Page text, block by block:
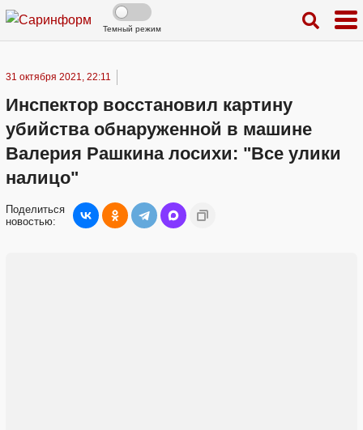
Темный режим
31 октября 2021, 22:11
Инспектор восстановил картину
убийства обнаруженной в машине
Валерия Рашкина лосихи: "Все улики
налицо"
Поделиться
новостью: